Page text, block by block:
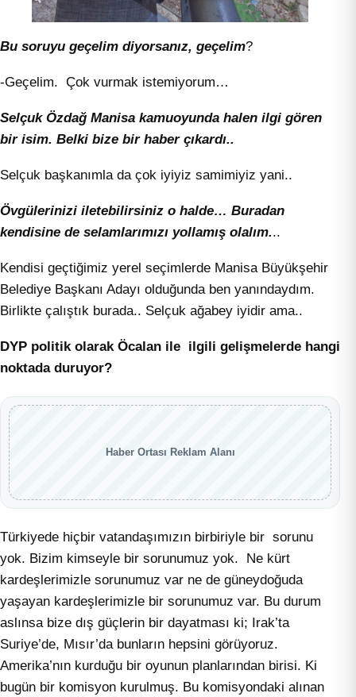
Bu soruyu geçelim diyorsanız, geçelim?
-Geçelim. Çok vurmak istemiyorum…
Selçuk Özdağ Manisa kamuoyunda halen ilgi gören
bir isim. Belki bize bir haber çıkardı..
Selçuk başkanımla da çok iyiyiz samimiyiz yani..
Övgülerinizi iletebilirsiniz o halde… Buradan
kendisine de selamlarımızı yollamış olalım...
Kendisi geçtiğimiz yerel seçimlerde Manisa Büyükşehir
Belediye Başkanı Adayı olduğunda ben yanındaydım.
Birlikte çalıştık burada.. Selçuk ağabey iyidir ama..
DYP politik olarak Öcalan ile ilgili gelişmelerde hangi
noktada duruyor?
Haber Ortası Reklam Alanı
Türkiyede hiçbir vatandaşımızın birbiriyle bir sorunu
yok. Bizim kimseyle bir sorunumuz yok. Ne kürt
kardeşlerimizle sorunumuz var ne de güneydoğuda
yaşayan kardeşlerimizle bir sorunumuz var. Bu durum
aslınsa bize dış güçlerin bir dayatması ki; Irak’ta
Suriye’de, Mısır’da bunların hepsini görüyoruz.
Amerika’nın kurduğu bir oyunun planlarından birisi. Ki
bugün bir komisyon kurulmuş. Bu komisyondaki alınan